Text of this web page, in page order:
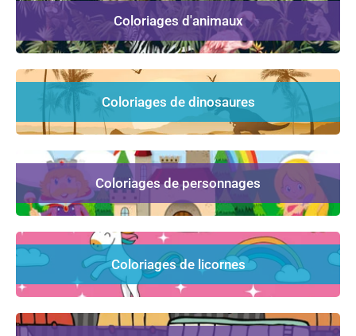
Coloriages d'animaux
Coloriages de dinosaures
Coloriages de personnages
Coloriages de licornes